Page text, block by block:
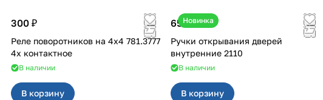
300 ₽
Реле поворотников на 4х4 781.3777
4х контактное
В наличии
В корзину
Новинка
650 ₽
Ручки открывания дверей
внутренние 2110
В наличии
В корзину